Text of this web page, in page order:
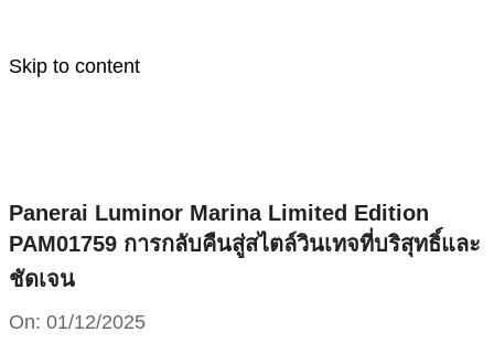
Skip to content
Panerai Luminor Marina Limited Edition
PAM01759 การกลับคืนสู่สไตล์วินเทจที่บริสุทธิ์และ
ชัดเจน
On: 01/12/2025